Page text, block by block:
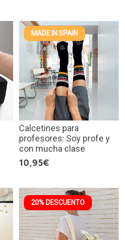
MADE IN SPAIN
Calcetines para
profesores: Soy profe y
con mucha clase
10,95€
20% DESCUENTO